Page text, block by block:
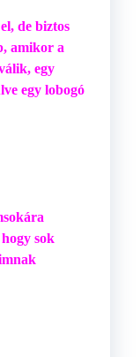
de biztos
amikor a
egy
egy lobogó
sok